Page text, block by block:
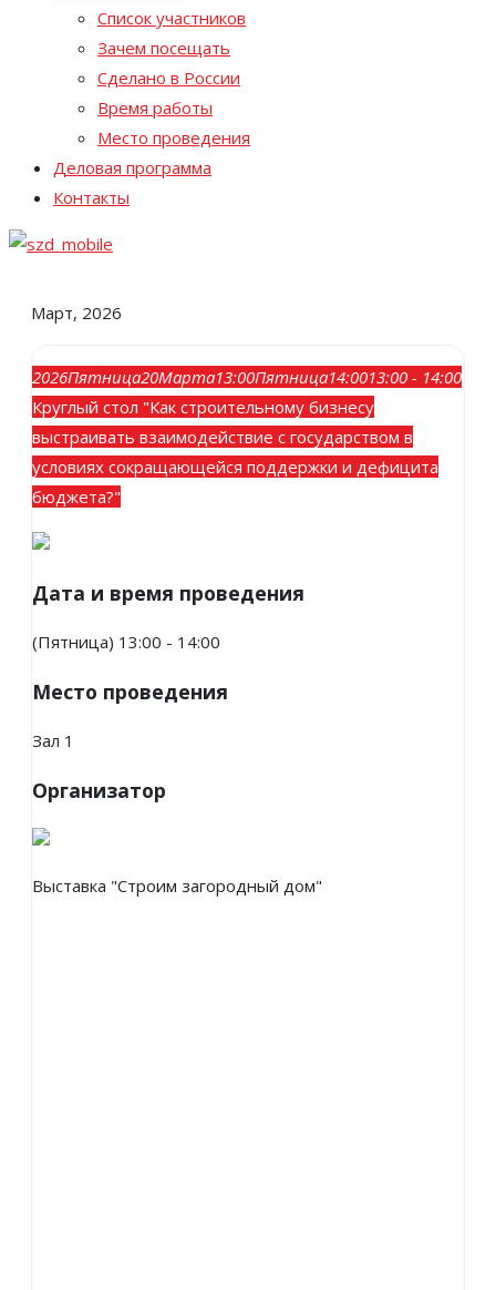
Список участников
Зачем посещать
Сделано в России
Время работы
Место проведения
Деловая программа
Контакты
Март, 2026
2026Пятница20Марта13:00Пятница14:0013:00 - 14:00
Круглый стол "Как строительному бизнесу
выстраивать взаимодействие с государством в
условиях сокращающейся поддержки и дефицита
бюджета?"
Дата и время проведения
(Пятница) 13:00 - 14:00
Место проведения
Зал 1
Организатор
Выставка "Строим загородный дом"